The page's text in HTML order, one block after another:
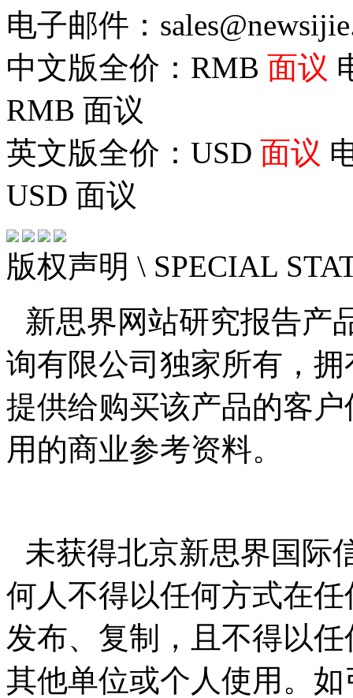
电子邮件：
中文版全价：RMB 面议
RMB 面议
英文版全价：USD 面议
USD 面议
版权声明 \ SPECIAL
新思界网站研究报告产
询有限公司独家所有，
提供给购买该产品的客
用的商业参考资料。
未获得北京新思界国际
何人不得以任何方式在
发布、复制，且不得以
其他单位或个人使用。